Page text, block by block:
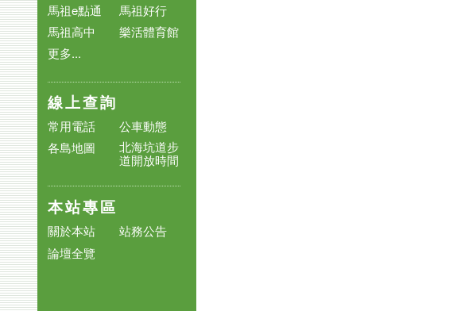
馬祖e點通
馬祖好行
馬祖高中
樂活體育館
更多...
線上查詢
常用電話
公車動態
各島地圖
北海坑道步
道開放時間
本站專區
關於本站
站務公告
論壇全覽